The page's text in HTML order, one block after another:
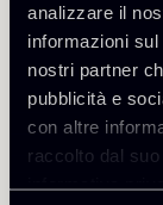
analizzare il
informazioni
nostri partner
pubblicità e
con altre
raccolto dal
informativa